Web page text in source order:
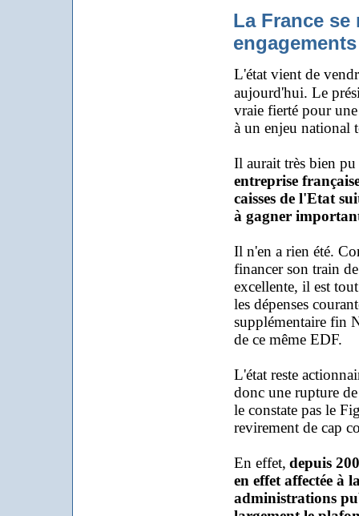
La France se
L'état vient de
aujourd'hui. Le
vraie fierté pour
à un enjeu national
Il aurait très bien
entreprise
caisses de l'Etat
à gagner
Il n'en a rien été.
financer son train
excellente, il est
les dépenses
supplémentaire fin
de ce même EDF.
L'état reste
donc une rupture
le constate pas le
revirement de cap
En effet, depuis
en effet affectée à
administrations